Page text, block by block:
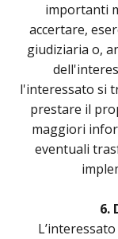
importanti
accertare,
giudiziaria o,
l'interessato si
prestare il
maggiori
eventuali
6.